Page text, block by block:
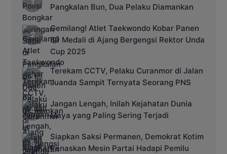
Pangkalan Bun, Dua Pelaku Diamankan
Gemilang! Atlet Taekwondo Kobar Panen
89 Medali di Ajang Bergengsi Rektor Unda
Cup 2025
Terekam CCTV, Pelaku Curanmor di Jalan
Juanda Sampit Ternyata Seorang PNS
Jangan Lengah, Inilah Kejahatan Dunia
Maya yang Paling Sering Terjadi
Siapkan Saksi Permanen, Demokrat Kotim
Panaskan Mesin Partai Hadapi Pemilu